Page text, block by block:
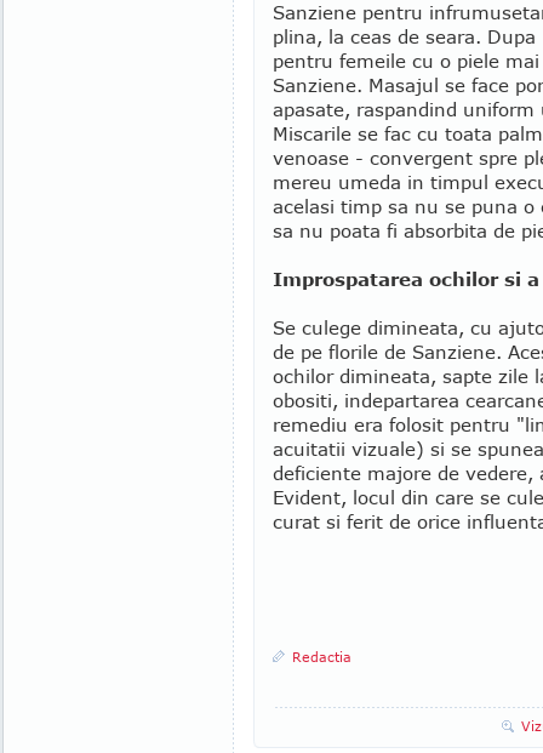
Sanziene pentru
plina, la ceas de seara.
pentru femeile cu o piele
Sanziene. Masajul se face
apasate, raspandind
Miscarile se fac cu toata
venoase - convergent spre
mereu umeda in timpul
acelasi timp sa nu se puna
sa nu poata fi absorbita de
Improspatarea ochilor si
Se culege dimineata, cu
de pe florile de Sanziene.
ochilor dimineata, sapte zile
obositi, indepartarea
remediu era folosit pentru
acuitatii vizuale) si se
deficiente majore de
Evident, locul din care se
curat si ferit de orice
Redactia